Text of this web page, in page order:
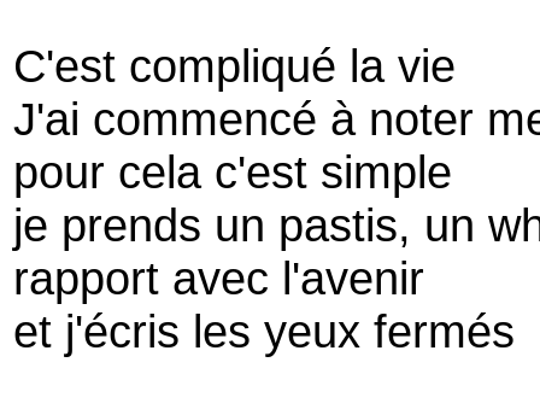
C'est compliqué la vie
J'ai commencé à noter
pour cela c'est simple
je prends un pastis, un
rapport avec l'avenir
et j'écris les yeux fermés